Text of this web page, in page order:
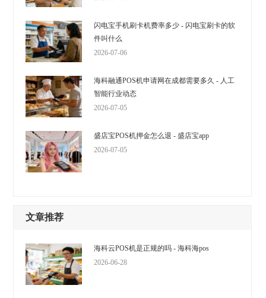
闪电宝手机刷卡机费率多少 - 闪电宝刷卡的软
件叫什么
2026-07-06
海科融通POS机申请网在成都需要多久 - 人工
智能行业动态
2026-07-05
盛店宝POS机押金怎么退 - 盛店宝app
2026-07-05
文章推荐
海科云POS机是正规的吗 - 海科海pos
2026-06-28